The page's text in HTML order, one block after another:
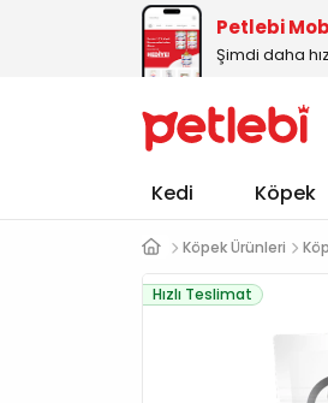
Petlebi
Şimdi daha
Kedi Köpek
Köpek Ürünleri
Hızlı Teslimat